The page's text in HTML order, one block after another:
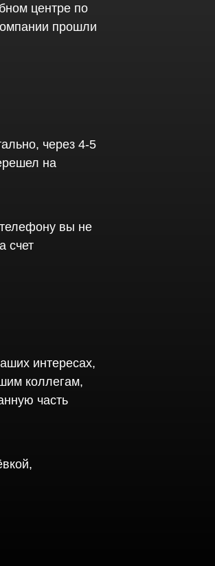
центре по
прошли
через 4-5
на
вы не
счет
интересах,
коллегам,
часть